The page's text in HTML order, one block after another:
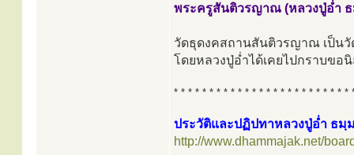
พระครูสันติวรญาณ (หลวงปู่อ่ำ
วัดธุดงคสถานสันติวรญาณ เป็น
โดยหลวงปู่อ่ำได้เคยไปกราบขอ
* * * * * * * * * * * * * * * * * * * * * * * * *
ประวัติและปฏิปทาหลวงปู่อ่ำ ธมฺ
http://www.dhammajak.net/